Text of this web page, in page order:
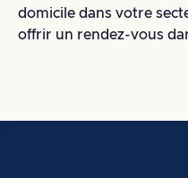
domicile dans votre
offrir un rendez-vous